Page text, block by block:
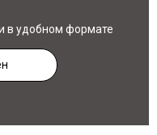
в удобном формате